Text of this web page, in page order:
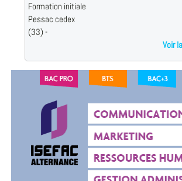
Formation initiale
Pessac cedex
(33) -
Voir